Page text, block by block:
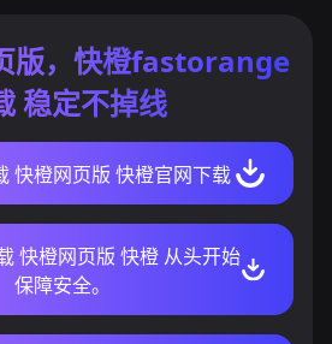
版，快橙fastorange
稳定不掉线
快橙网页版 快橙官网下载
快橙网页版 快橙 从头开始
保障安全。